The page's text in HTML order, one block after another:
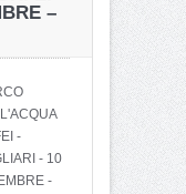
–
-
- 10
-